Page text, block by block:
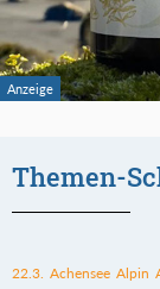
Themen-
22.3. Achensee Alpin